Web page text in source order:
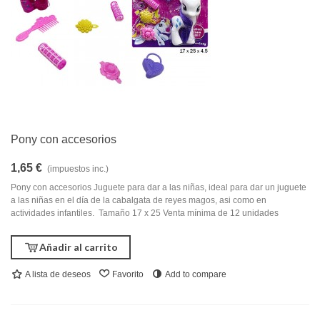
Pony con accesorios
1,65 € (impuestos inc.)
Pony con accesorios Juguete para dar a las niñas, ideal para dar un juguete
a las niñas en el día de la cabalgata de reyes magos, asi como en
actividades infantiles. Tamaño 17 x 25 Venta mínima de 12 unidades
Añadir al carrito
A lista de deseos Favorito Add to compare